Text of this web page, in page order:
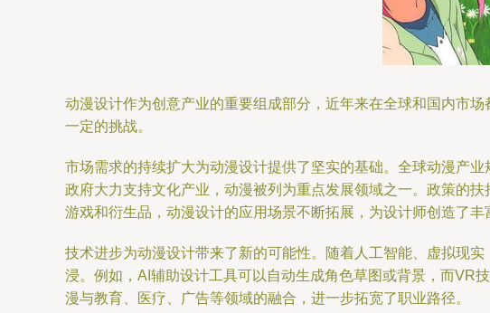
动漫设计作为创意产业的重要组成部分，近年来在全球和国内市
一定的挑战。
市场需求的持续扩大为动漫设计提供了坚实的基础。全球动漫产
政府大力支持文化产业，动漫被列为重点发展领域之一。政策的
游戏和衍生品，动漫设计的应用场景不断拓展，为设计师创造了丰
技术进步为动漫设计带来了新的可能性。随着人工智能、虚拟现
浸。例如，AI辅助设计工具可以自动生成角色草图或背景，而VR
漫与教育、医疗、广告等领域的融合，进一步拓宽了职业路径。